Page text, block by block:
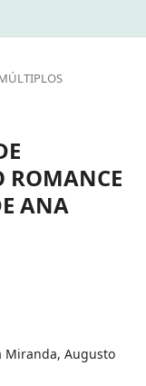
ROMANCE
ANA
Miranda, Augusto